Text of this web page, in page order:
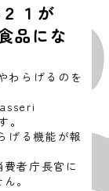
１が
な
わらげるのを
。
げる機能が報
者庁長官に
。